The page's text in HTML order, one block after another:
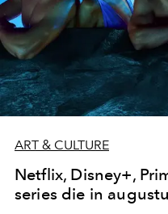
ART & CULTURE
Netflix, Disney+,
series die in